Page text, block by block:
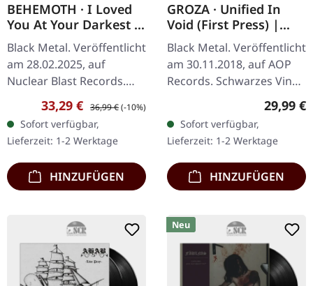
BEHEMOTH · I Loved
You At Your Darkest |
TRANSPARENT 2LP
Black Metal. Veröffentlicht
am 28.02.2025, auf
Nuclear Blast Records.
Transparentes Doppel-
Vinyl. Das Album "I Loved
You At Your Darkest"
von…
Verkaufspreis:
33,29 € Regulärer Preis:
36,99 €(-10%)
Sofort verfügbar,
Lieferzeit: 1-2 Werktage
HINZUFÜGEN
GROZA · Unified In
Void (First Press) |
BLACK LP
Black Metal. Veröffentlicht
am 30.11.2018, auf AOP
Records. Schwarzes Vinyl
im Cover mit UV-Spot-
Lackierung und dickem
bedrucktem Innenhüllen.
…
29,99 €
Sofort verfügbar,
Lieferzeit: 1-2 Werktage
HINZUFÜGEN
Neu